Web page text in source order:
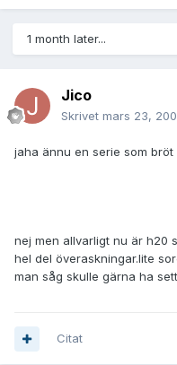
1 month later...
Jico
Skrivet mars 23,
jaha ännu en serie som
nej men allvarligt nu är h20
hel del överaskningar.lite
man såg skulle gärna ha
Citat